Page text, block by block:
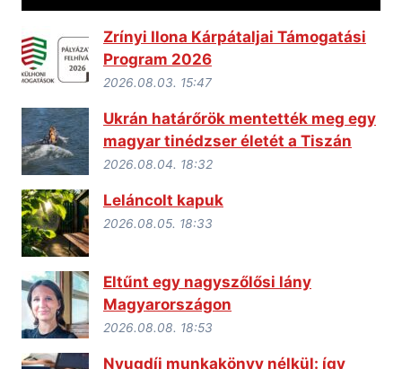
Zrínyi Ilona Kárpátaljai Támogatási
Program 2026
2026.08.03. 15:47
Ukrán határőrök mentették meg egy
magyar tinédzser életét a Tiszán
2026.08.04. 18:32
Leláncolt kapuk
2026.08.05. 18:33
Eltűnt egy nagyszőlősi lány
Magyarországon
2026.08.08. 18:53
Nyugdíj munkakönyv nélkül: így